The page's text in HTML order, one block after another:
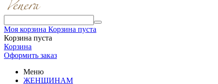
Моя корзина Корзина пуста
Корзина пуста
Корзина
Оформить заказ
Меню
ЖЕНЩИНАМ